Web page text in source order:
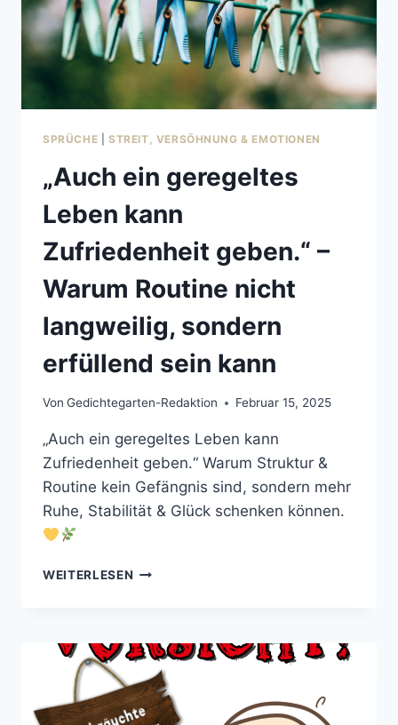
OFT
DIE
BESSERE
WAHL
SPRÜCHE STREIT, VERSÖHNUNG & EMOTIONEN
„Auch ein geregeltes
Leben kann
Zufriedenheit geben.“ –
Warum Routine nicht
langweilig, sondern
erfüllend sein kann
Von Gedichtegarten-Redaktion Februar 15, 2025
„Auch ein geregeltes Leben kann
Zufriedenheit geben.“ Warum Struktur &
Routine kein Gefängnis sind, sondern mehr
Ruhe, Stabilität & Glück schenken können.
WEITERLESEN „AUCH
KANN
ZUFRIEDENHEIT
GEBEN.“
–
WARUM